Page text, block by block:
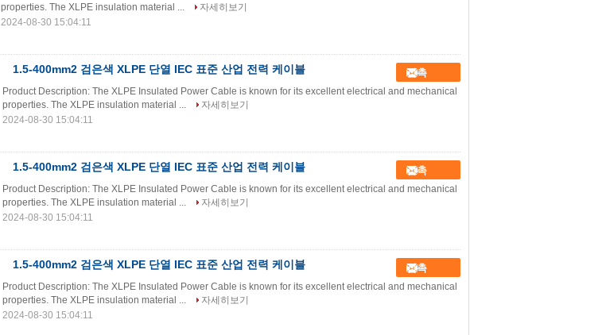
properties. The XLPE insulation material ...
자세히보기
2024-08-30 15:04:11
1.5-400mm2 검은색 XLPE 단열 IEC 표준 산업 전력 케이블 접촉
Product Description: The XLPE Insulated Power Cable is known for its excellent electrical and mechanical
properties. The XLPE insulation material ...
자세히보기
2024-08-30 15:04:11
1.5-400mm2 검은색 XLPE 단열 IEC 표준 산업 전력 케이블 접촉
Product Description: The XLPE Insulated Power Cable is known for its excellent electrical and mechanical
properties. The XLPE insulation material ...
자세히보기
2024-08-30 15:04:11
1.5-400mm2 검은색 XLPE 단열 IEC 표준 산업 전력 케이블 접촉
Product Description: The XLPE Insulated Power Cable is known for its excellent electrical and mechanical
properties. The XLPE insulation material ...
자세히보기
2024-08-30 15:04:11